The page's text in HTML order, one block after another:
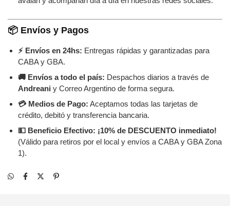
📦 Envíos y Pagos
⚡ Envíos en 24hs: Entregas rápidas y garantizadas para
CABA y GBA.
🚚 Envíos a todo el país: Despachos diarios a través de
Andreani y Correo Argentino de forma segura.
💳 Medios de Pago: Aceptamos todas las tarjetas de
crédito, debitó y transferencia bancaria.
💵 Beneficio Efectivo: ¡10% de DESCUENTO inmediato!
(Válido para retiros por el local y envíos a CABA y GBA Zona
1).